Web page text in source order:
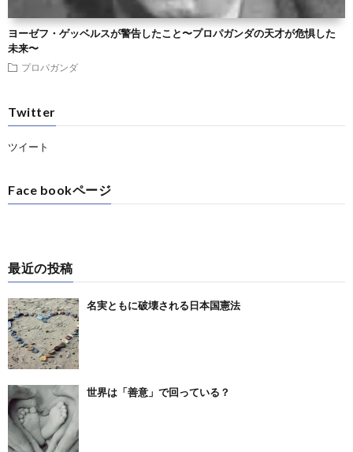
ヨーゼフ・ゲッベルスが警告したこと〜プロパガンダの天才が危惧した
未来〜
プロパガンダ
Twitter
ツイート
Face bookページ
最近の投稿
名実ともに破壊される日本国憲法
世界は「善意」で回っている？